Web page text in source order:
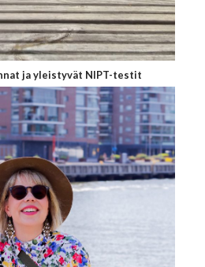
ja yleistyvät NIPT-testit